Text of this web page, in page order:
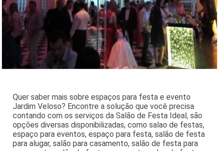
Quer saber mais sobre espaços para festa e evento
Jardim Veloso? Encontre a solução que você precisa
contando com os serviços da Salão de Festa Ideal, são
opções diversas disponibilizadas, como salao de festas,
espaço para eventos, espaço para festa, salão de festa
para alugar, salão para casamento, salão de festa para